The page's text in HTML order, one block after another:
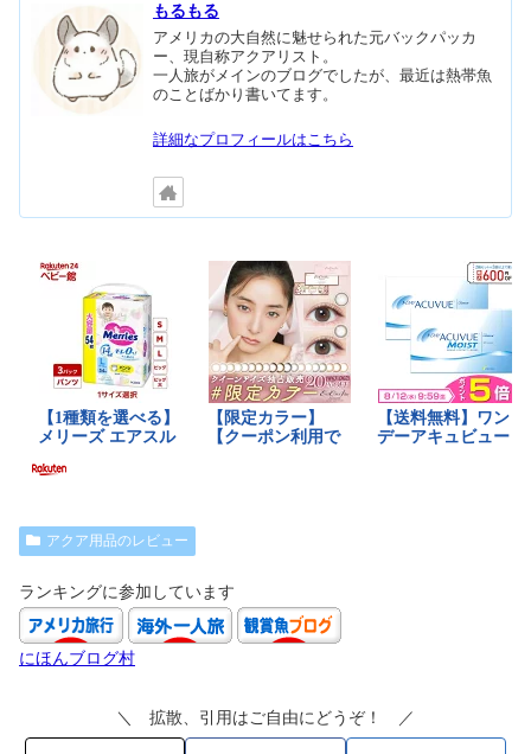
もるもる
アメリカの大自然に魅せられた元バックパッカ
ー、現自称アクアリスト。
一人旅がメインのブログでしたが、最近は熱帯魚
のことばかり書いてます。
詳細なプロフィールはこちら
アクア用品のレビュー
ランキングに参加しています
にほんブログ村
＼ 拡散、引用はご自由にどうぞ！ ／